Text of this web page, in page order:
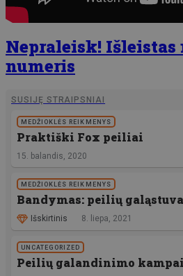
Nepraleisk! Išleistas
numeris
SUSIJĘ STRAIPSNIAI
MEDŽIOKLĖS REIKMENYS
Praktiški Fox peiliai
15. balandis, 2020
MEDŽIOKLĖS REIKMENYS
Bandymas: peilių
Išskirtinis 8. liepa, 2021
UNCATEGORIZED
Peilių galandinimo